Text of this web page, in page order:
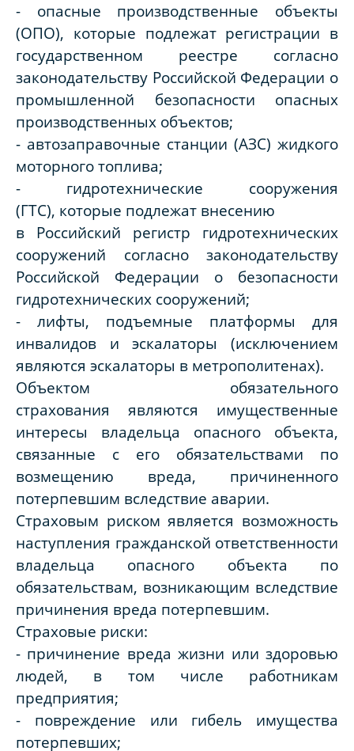
- опасные производственные объекты
(ОПО), которые подлежат регистрации в
государственном реестре согласно
законодательству Российской Федерации о
промышленной безопасности опасных
производственных объектов;
- автозаправочные станции (АЗС) жидкого
моторного топлива;
- гидротехнические сооружения
(ГТС), которые подлежат внесению
в Российский регистр гидротехнических
сооружений согласно законодательству
Российской Федерации о безопасности
гидротехнических сооружений;
- лифты, подъемные платформы для
инвалидов и эскалаторы (исключением
являются эскалаторы в метрополитенах).
Объектом обязательного
страхования являются имущественные
интересы владельца опасного объекта,
связанные с его обязательствами по
возмещению вреда, причиненного
потерпевшим вследствие аварии.
Страховым риском является возможность
наступления гражданской ответственности
владельца опасного объекта по
обязательствам, возникающим вследствие
причинения вреда потерпевшим.
Страховые риски:
- причинение вреда жизни или здоровью
людей, в том числе работникам
предприятия;
- повреждение или гибель имущества
потерпевших;